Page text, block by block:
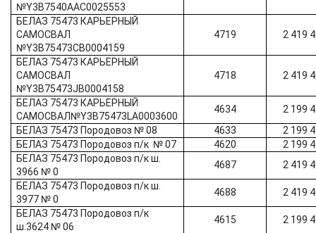
№Y3B7540AAС0025553
БЕЛАЗ 75473 КАРЬЕРНЫЙ
САМОСВАЛ
№Y3B75473CB0004159
4719 2 419
БЕЛАЗ 75473 КАРЬЕРНЫЙ
САМОСВАЛ
№Y3B75473JB0004158
4718 2 419
БЕЛАЗ 75473 КАРЬЕРНЫЙ
САМОСВАЛ№Y3B75473LA0003600
4634
2 199
БЕЛАЗ 75473 Породовоз № 08
4633
2 199
БЕЛАЗ 75473 Породовоз п/к № 07
4620
2 199
БЕЛАЗ 75473 Породовоз п/к ш.
3966 № 0
4687
2 419
БЕЛАЗ 75473 Породовоз п/к ш.
3977 № 0
4688
2 419
БЕЛАЗ 75473 Породовоз п/к
ш.3624 № 06
4615
2 199